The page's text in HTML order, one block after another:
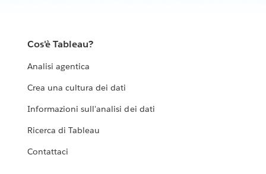
Cos'è Tableau?
Analisi agentica
Crea una cultura dei dati
Informazioni sull'analisi dei dati
Ricerca di Tableau
Contattaci